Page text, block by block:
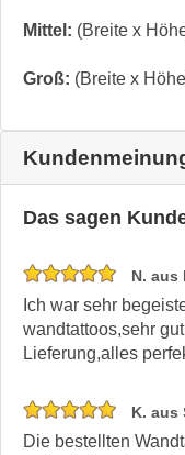
Mittel: (Breite x
Groß: (Breite x
Das sagen
N. aus
Ich war sehr
wandtattoos,sehr
Lieferung,alles
K. aus
Die bestellten